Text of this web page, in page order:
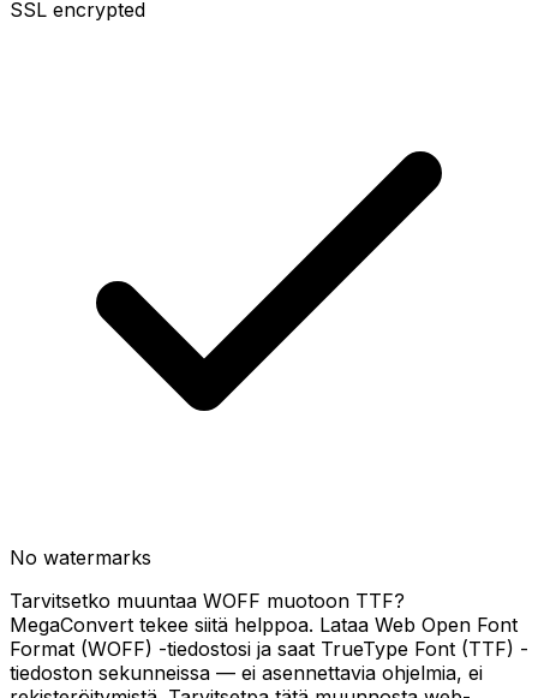
SSL encrypted
No watermarks
Tarvitsetko muuntaa WOFF muotoon TTF?
MegaConvert tekee siitä helppoa. Lataa Web Open Font
Format (WOFF) -tiedostosi ja saat TrueType Font (TTF) -
tiedoston sekunneissa — ei asennettavia ohjelmia, ei